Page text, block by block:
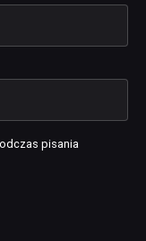
pisania